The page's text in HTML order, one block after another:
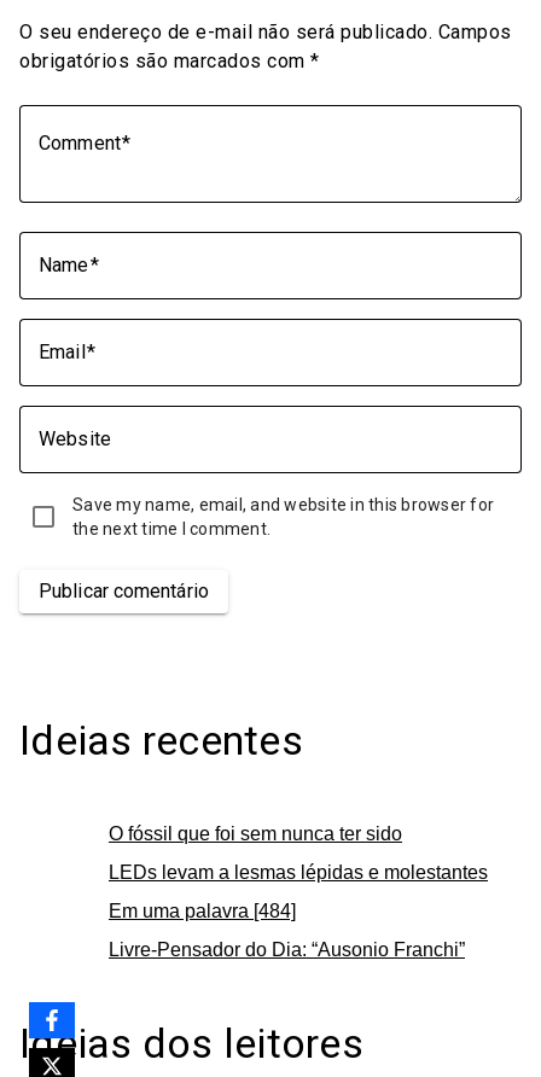
O seu endereço de e-mail não será publicado. Campos
obrigatórios são marcados com *
Comment
Name
Email
Website
Save my name, email, and website in this browser for
the next time I comment.
Publicar comentário
Ideias recentes
O fóssil que foi sem nunca ter sido
LEDs levam a lesmas lépidas e molestantes
Em uma palavra [484]
Livre-Pensador do Dia: “Ausonio Franchi”
Ideias dos leitores